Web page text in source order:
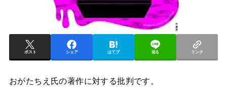
ポスト シェア はてブ 送る リンク
おがたちえ氏の著作に対する批判です。